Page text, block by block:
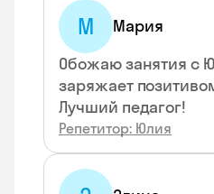
М Мария
Обожаю занятия с
заряжает
Лучший педагог!
Репетитор: Юлия